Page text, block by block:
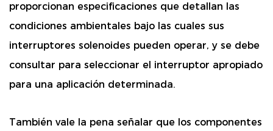
proporcionan especificaciones que detallan las
condiciones ambientales bajo las cuales sus
interruptores solenoides pueden operar, y se debe
consultar para seleccionar el interruptor apropiado
para una aplicación determinada.
También vale la pena señalar que los componentes